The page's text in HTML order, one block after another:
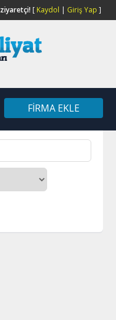
ziyaretçi![ Kaydol | Giriş Yap ]
FIRMA EKLE